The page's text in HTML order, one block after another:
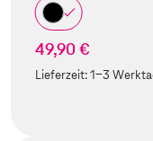
49,90 €
Lieferzeit:1-3